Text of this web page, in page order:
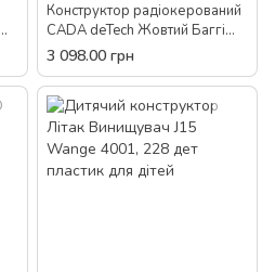
Конструктор радіокерований
CADA deTech Жовтий Баггі
C51043W 522 дет пульт
пластик іграшка для
хлопчиків
3 098.00 грн